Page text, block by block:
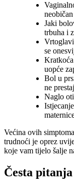
Jaki
trbuha i
se
uopće
Bol u
ne
Naglo
Većina ovih
trudnoći je oprez
koje vam tijelo šalje
Česta pitanja